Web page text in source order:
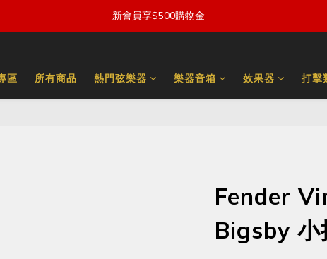
新會員享$500購物金
區 所有商品 熱門弦樂器 樂器音箱 效果器 打擊
Fender
Bigsby 小